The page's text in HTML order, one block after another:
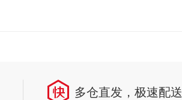
多仓直发，极速配送